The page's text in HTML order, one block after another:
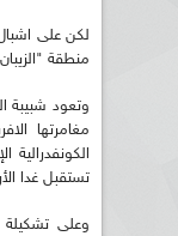
لكن على
منطقة
وتعود شبيبة
مغامرتها
الكونفدرالية
تستقبل غدا
وعلى تشكيلة